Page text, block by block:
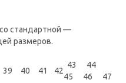
стандартной —
размеров.
39 40 41 42
43 44
45 46 47